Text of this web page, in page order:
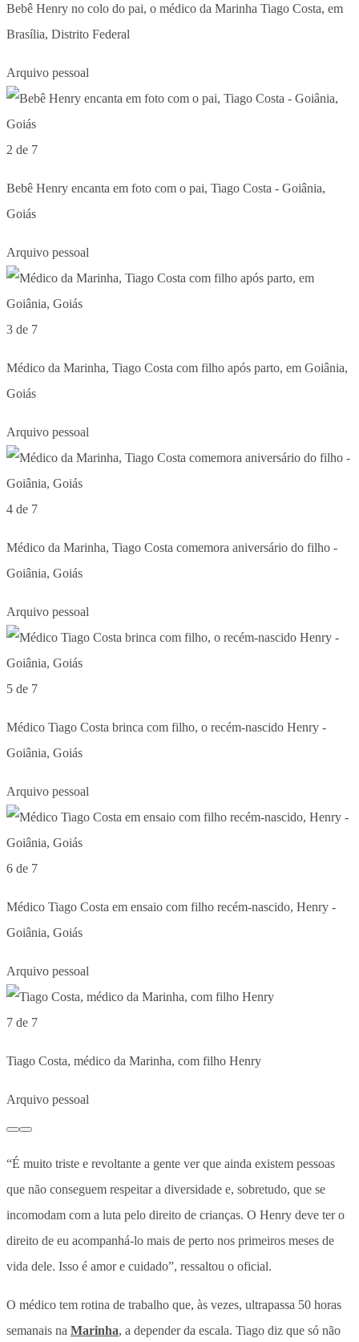
Bebê Henry no colo do pai, o médico da Marinha Tiago Costa, em
Brasília, Distrito Federal
Arquivo pessoal
2 de 7
Bebê Henry encanta em foto com o pai, Tiago Costa - Goiânia,
Goiás
Arquivo pessoal
3 de 7
Médico da Marinha, Tiago Costa com filho após parto, em Goiânia,
Goiás
Arquivo pessoal
4 de 7
Médico da Marinha, Tiago Costa comemora aniversário do filho -
Goiânia, Goiás
Arquivo pessoal
5 de 7
Médico Tiago Costa brinca com filho, o recém-nascido Henry -
Goiânia, Goiás
Arquivo pessoal
6 de 7
Médico Tiago Costa em ensaio com filho recém-nascido, Henry -
Goiânia, Goiás
Arquivo pessoal
7 de 7
Tiago Costa, médico da Marinha, com filho Henry
Arquivo pessoal
“É muito triste e revoltante a gente ver que ainda existem pessoas
que não conseguem respeitar a diversidade e, sobretudo, que se
incomodam com a luta pelo direito de crianças. O Henry deve ter o
direito de eu acompanhá-lo mais de perto nos primeiros meses de
vida dele. Isso é amor e cuidado”, ressaltou o oficial.
O médico tem rotina de trabalho que, às vezes, ultrapassa 50 horas
semanais na Marinha, a depender da escala. Tiago diz que só não